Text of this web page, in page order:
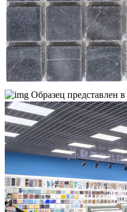
Образец представлен в